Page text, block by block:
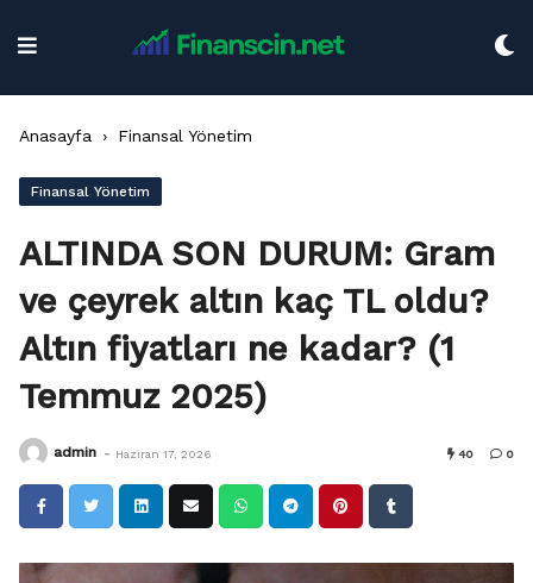
Anasayfa › Finansal Yönetim
Finansal Yönetim
ALTINDA SON DURUM: Gram
ve çeyrek altın kaç TL oldu?
Altın fiyatları ne kadar? (1
Temmuz 2025)
admin - Haziran 17, 2026 40 0